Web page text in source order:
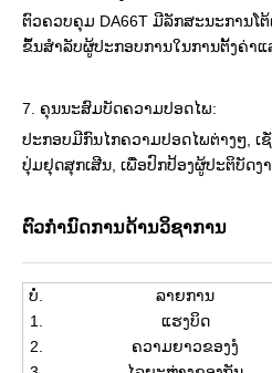
ຕົວຄວບຄຸມ DA66T ມີລັກສະນະການໂ
ຂຶ້ນສໍາລັບຜູ້ປະກອບການໃນການຕັ້ງຄ່າແ
7. ຄຸນນະສົມບັດຄວາມປອດໄພ:
ປະກອບມີກົນໄກຄວາມປອດໄພຕ່າງໆ,
ປຸ່ມຢຸດສຸກເສີນ, ເພື່ອປົກປ້ອງຜູ້ປະຕິບັດງ
ຕົວກໍານົດການດ້ານວິຊາການ
ບໍ່. ລາຍການ
1.
ແຮງບິດ
2.
ຄວາມຍາວຂອງງໍ